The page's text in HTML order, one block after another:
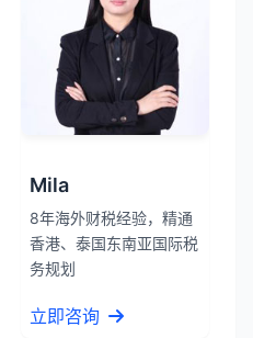
Mila
8年海外财税经验，精通
香港、泰国东南亚国际税
务规划
立即咨询